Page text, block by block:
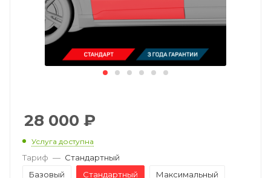
28 000 ₽
Услуга доступна
Тариф — Стандартный
Базовый
Стандартный Максимальный